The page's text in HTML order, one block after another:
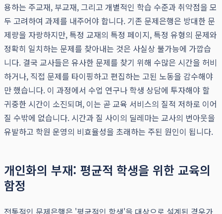
용하는 주교재, 부교재, 그리고 개별적인 학습 수준과 취약점을 모
두 고려하여 과제를 내주어야 합니다. 기존 문제은행은 방대한 문
제량을 자랑하지만, 특정 교재의 특정 페이지, 특정 유형의 문제와
정확히 일치하는 문제를 찾아내는 것은 사실상 불가능에 가깝습
니다. 결국 교사들은 유사한 문제를 찾기 위해 수많은 시간을 허비
하거나, 직접 문제를 타이핑하고 편집하는 고된 노동을 감수해야
만 했습니다. 이 과정에서 수업 연구나 학생 상담에 투자해야 할
귀중한 시간이 소진되며, 이는 곧 교육 서비스의 질적 저하로 이어
질 수밖에 없습니다. 시간과 질 사이의 딜레마는 교사의 번아웃을
유발하고 학원 운영의 비효율성을 초래하는 주된 원인이 됩니다.
개인화의 부재: 평균적 학생을 위한 교육의
함정